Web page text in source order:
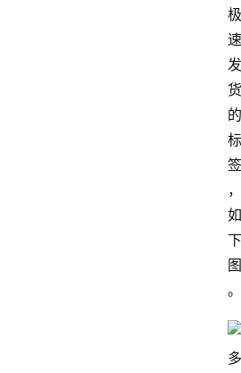
极
速
发
货
的
标
签
，
如
下
图
。